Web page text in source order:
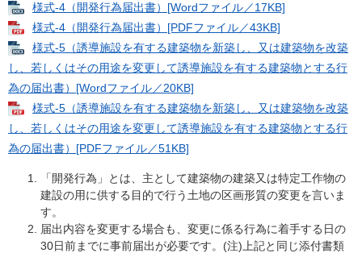
様式-4（開発行為届出書）[Wordファイル／17KB]
様式-4（開発行為届出書）[PDFファイル／43KB]
様式-5（誘導施設を有する建築物を新築し、又は建築物を改築
し、若しくはその用途を変更して誘導施設を有する建築物とする行
為の届出書）[Wordファイル／20KB]
様式-5（誘導施設を有する建築物を新築し、又は建築物を改築
し、若しくはその用途を変更して誘導施設を有する建築物とする行
為の届出書）[PDFファイル／51KB]
「開発行為」とは、主として建築物の建築又は特定工作物の
建設の用に供する目的で行う土地の区画形質の変更を言いま
す。
届出内容を変更する場合も、変更に係る行為に着手する日の
30日前までに事前届出が必要です。(注)上記と同じ添付書類